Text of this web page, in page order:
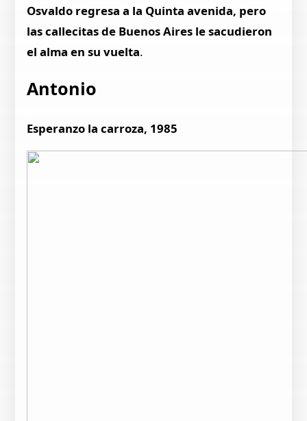
Osvaldo regresa a la Quinta avenida, pero
las callecitas de Buenos Aires le sacudieron
el alma en su vuelta.
Antonio
Esperanzo la carroza, 1985